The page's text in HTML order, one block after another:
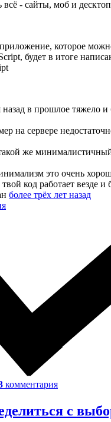
всё - сайты, моб и
которое
будет в итоге
назад в прошлое тяжело
на сервере
же
это очень
код работает везде и
более трёх лет назад
комментария
с